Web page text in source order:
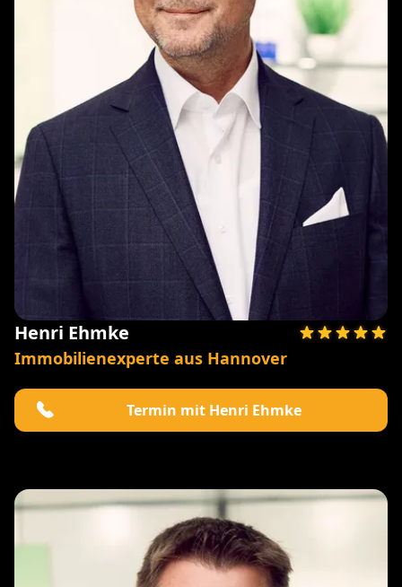
Henri Ehmke
Immobilienexperte aus Hannover
Termin mit Henri Ehmke